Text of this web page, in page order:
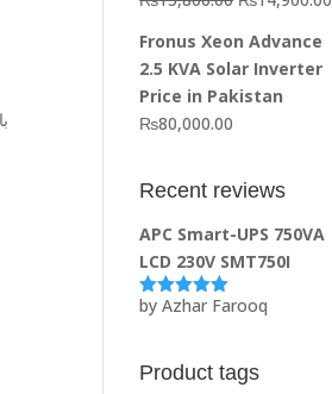
was:
₨15,800.00.
Fronus Xeon Advance
2.5 KVA Solar Inverter
Price in Pakistan
₨80,000.00
Recent reviews
APC Smart-UPS 750VA
LCD 230V SMT750I
Rated5out
by Azhar Farooq
Product tags